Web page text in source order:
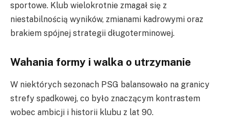
sportowe. Klub wielokrotnie zmagał się z
niestabilnością wyników, zmianami kadrowymi oraz
brakiem spójnej strategii długoterminowej.
Wahania formy i walka o utrzymanie
W niektórych sezonach PSG balansowało na granicy
strefy spadkowej, co było znaczącym kontrastem
wobec ambicji i historii klubu z lat 90.